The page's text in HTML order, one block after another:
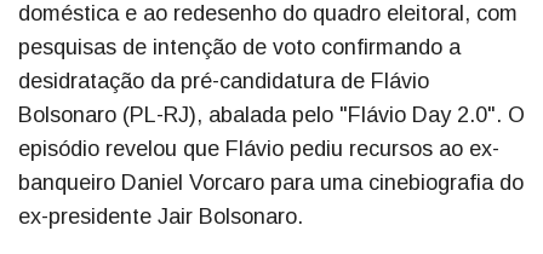
doméstica e ao redesenho do quadro eleitoral, com
pesquisas de intenção de voto confirmando a
desidratação da pré-candidatura de Flávio
Bolsonaro (PL-RJ), abalada pelo "Flávio Day 2.0". O
episódio revelou que Flávio pediu recursos ao ex-
banqueiro Daniel Vorcaro para uma cinebiografia do
ex-presidente Jair Bolsonaro.